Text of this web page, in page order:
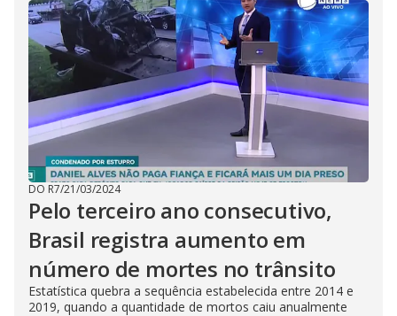
DO R7/21/03/2024
Pelo terceiro ano consecutivo,
Brasil registra aumento em
número de mortes no trânsito
Estatística quebra a sequência estabelecida entre 2014 e
2019, quando a quantidade de mortos caiu anualmente